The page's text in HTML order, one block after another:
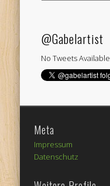
@Gabelartist
No Tweets Available
Meta
Impressum
Datenschutz